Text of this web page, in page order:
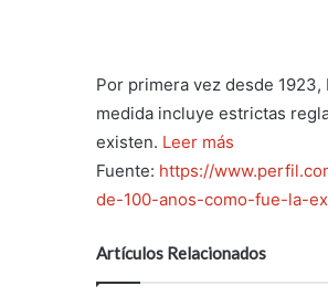
Por primera vez desde
medida incluye estrictas
existen. Leer más
Fuente: https://
de-100-anos-como-fue-la-
Artículos Relacionados